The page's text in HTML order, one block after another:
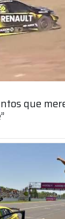
que